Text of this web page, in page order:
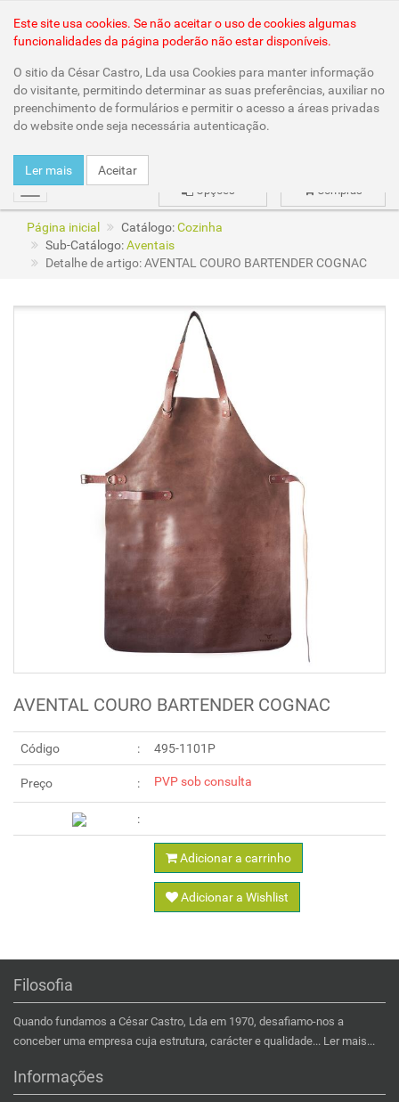
mudar Compras
Opções
Este site usa cookies. Se não aceitar o uso de cookies algumas
funcionalidades da página poderão não estar disponíveis.
O sitio da César Castro, Lda usa Cookies para manter informação
do visitante, permitindo determinar as suas preferências, auxiliar no
preenchimento de formulários e permitir o acesso a áreas privadas
do website onde seja necessária autenticação.
Ler mais Aceitar
Página inicial Catálogo:Cozinha
Sub-Catálogo:Aventais
Detalhe de artigo: AVENTAL COURO BARTENDER COGNAC
AVENTAL COURO BARTENDER COGNAC
Código 495-1101P
Preço PVP sob consulta
Adicionar a carrinho
Adicionar a Wishlist
Filosofia
Quando fundamos a César Castro, Lda em 1970, desafiamo-nos a
conceber uma empresa cuja estrutura, carácter e qualidade... Ler mais...
Informações